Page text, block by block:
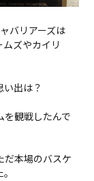
バリアーズは
ズやカイリ
出は？
を観戦したんで
だ本場のバスケ